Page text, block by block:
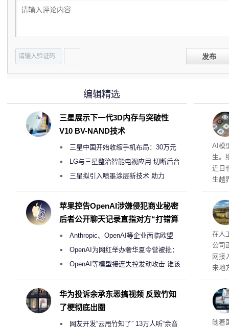
发布
公
AI模
生。
近日
生越
在人
公司
网接
来地
价
0英
当
斯顿
传
随着
编辑精选
三星展示下一代3D内存与突破性
V10 BV-NAND技术
三星中国开始收缩手机布局：30万元
月销售额不达标门店 将被逐步清退
LG与三星整治智能电视应用 切断后台
偷偷共享带宽的违规行为
三星拟引入喷墨涂层新技术 助力
度
苹果控告OpenAI涉嫌侵犯商业秘密
后者公开聊天记录直指对方“打错算
Anthropic、OpenAI等企业面临欧盟
《人工智能法案》全新执法权限审查
OpenAI为网红举办奢华夏令营被批：
2000美元一晚 遭讽“反乌托邦”
OpenAI等模型接连失控发动攻击 谁该
华为投诉余承东恶搞视频 反致竹知
了梗彻底出圈
网友开发“云甩竹知了” 13万人听“余音